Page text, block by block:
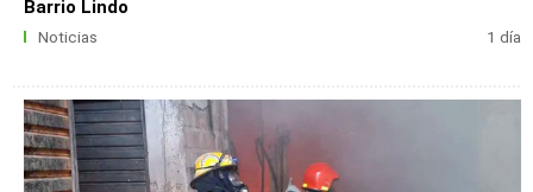
Barrio Lindo
Noticias 1 día